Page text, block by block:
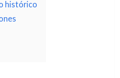
histórico